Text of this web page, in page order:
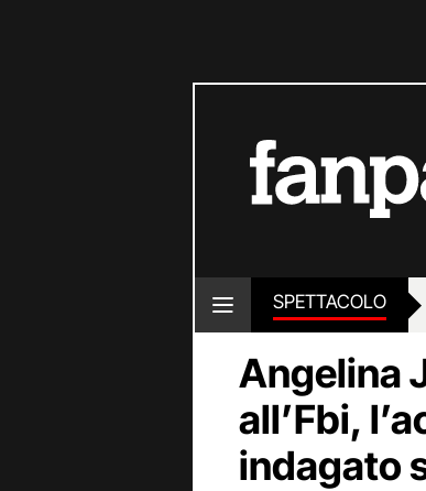
SPETTACOLO
Angelina
all’Fbi,
indagato